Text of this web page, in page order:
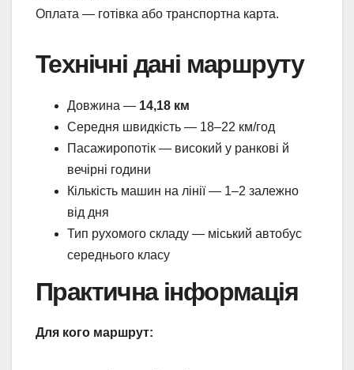
Оплата — готівка або транспортна карта.
Технічні дані маршруту
Довжина — 14,18 км
Середня швидкість — 18–22 км/год
Пасажиропотік — високий у ранкові й
вечірні години
Кількість машин на лінії — 1–2 залежно
від дня
Тип рухомого складу — міський автобус
середнього класу
Практична інформація
Для кого маршрут: